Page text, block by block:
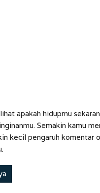
apakah hidupmu
Semakin kamu
kecil pengaruh komentar